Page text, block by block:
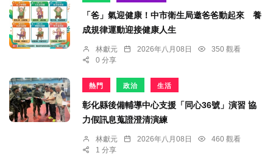
「爸」氣迎健康！中市衛生局邀爸爸動起來 養
成規律運動迎接健康人生
林獻元 2026年八月08日
350 觀看
0 分享
熱門 政治 生活
彰化縣後備輔導中心支援「同心36號」演習 協
力假訊息蒐證澄清演練
林獻元 2026年八月08日
460 觀看
1 分享